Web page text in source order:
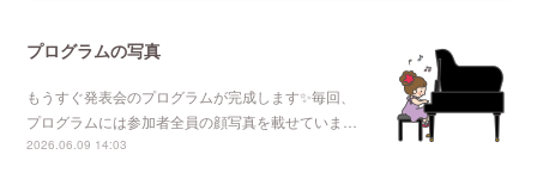
プログラムの写真
もうすぐ発表会のプログラムが完成します✨毎回、
プログラムには参加者全員の顔写真を載せていま…
2026.06.09 14:03